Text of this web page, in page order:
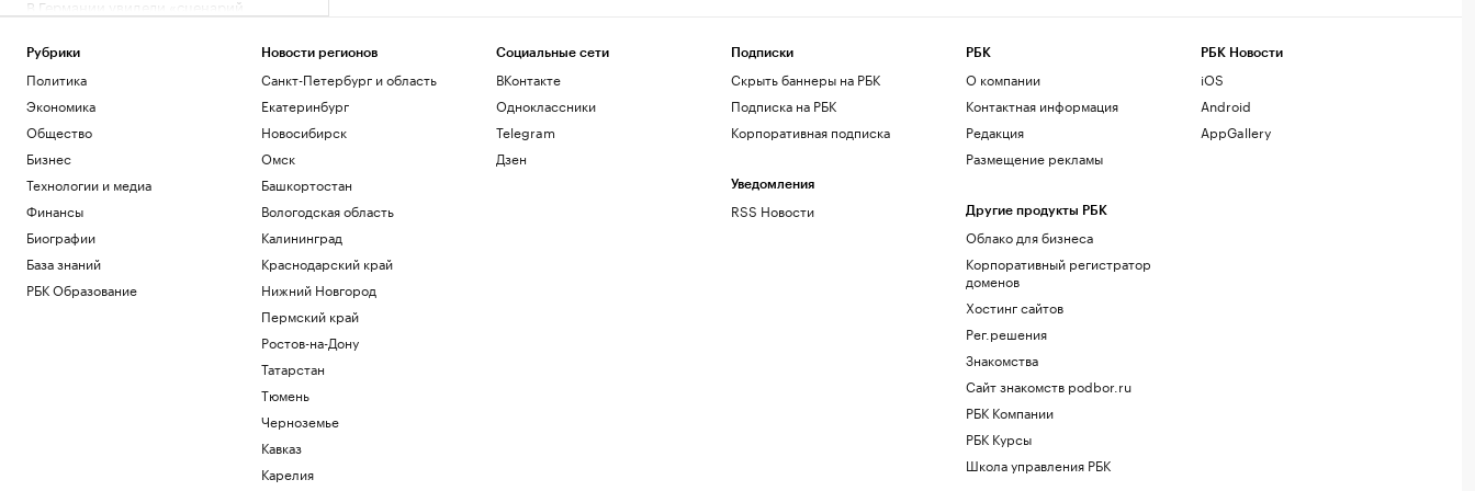
В Германии увидели «сценарий
аэропорту
Украина признала угрозой
нацбезопасности актрису из сериала
«СашаТаня»
Политика
уступок Ирану в конфликте с США
Политика
Три российских аэропорта закрыли для
полетов
Политика
Wildberries начала подготовку к
запуску собственного мессенджера
Рубрики
Политика
Экономика
Общество
Бизнес
Технологии и медиа
Финансы
Биографии
База знаний
РБК Образование
Новости регионов
Санкт-Петербург и область
Екатеринбург
Новосибирск
Омск
Башкортостан
Вологодская область
Калининград
Краснодарский край
Нижний Новгород
Пермский край
Ростов-на-Дону
Татарстан
Тюмень
Черноземье
Кавказ
Карелия
Социальные сети
ВКонтакте
Одноклассники
Telegram
Дзен
Подписки
Скрыть баннеры на РБК
Подписка на РБК
Корпоративная подписка
Уведомления
RSS Новости
РБК
О компании
Контактная информация
Редакция
Размещение рекламы
Другие продукты РБК
Облако для бизнеса
Корпоративный регистратор
доменов
Хостинг сайтов
Рег.решения
Знакомства
Сайт знакомств podbor.ru
РБК Компании
РБК Курсы
Школа управления РБК
РБК Новости
iOS
Android
AppGallery